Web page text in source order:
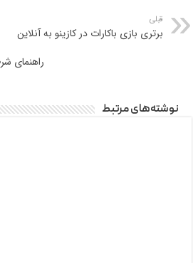
قبلی
برتری بازی باکارات در کازینو به آنلاین
راهنمای
نوشته‌های مرتبط